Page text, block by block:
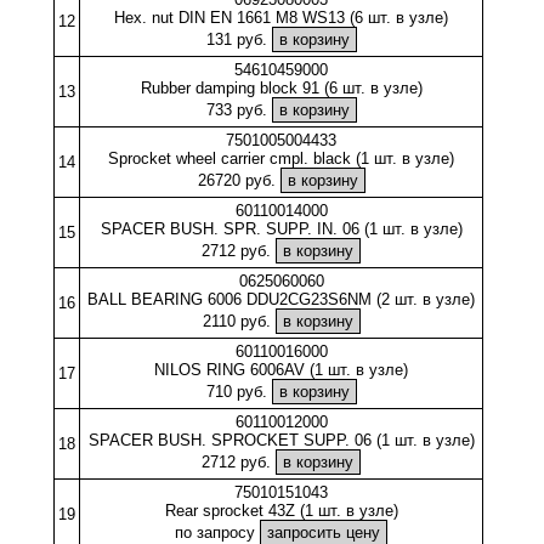
12
Hex. nut DIN EN 1661 M8 WS13 (6 шт. в узле)
131 руб.
13
54610459000
Rubber damping block 91 (6 шт. в узле)
733 руб.
14
7501005004433
Sprocket wheel carrier cmpl. black (1 шт. в узле)
26720 руб.
15
60110014000
SPACER BUSH. SPR. SUPP. IN. 06 (1 шт. в узле)
2712 руб.
16
0625060060
BALL BEARING 6006 DDU2CG23S6NM (2 шт. в узле)
2110 руб.
17
60110016000
NILOS RING 6006AV (1 шт. в узле)
710 руб.
18
60110012000
SPACER BUSH. SPROCKET SUPP. 06 (1 шт. в узле)
2712 руб.
19
75010151043
Rear sprocket 43Z (1 шт. в узле)
по запросу